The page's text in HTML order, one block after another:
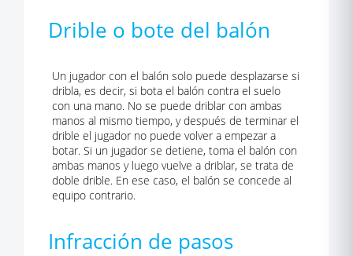
Drible o bote del balón
Un jugador con el balón solo puede desplazarse si
dribla, es decir, si bota el balón contra el suelo
con una mano. No se puede driblar con ambas
manos al mismo tiempo, y después de terminar el
drible el jugador no puede volver a empezar a
botar. Si un jugador se detiene, toma el balón con
ambas manos y luego vuelve a driblar, se trata de
doble drible. En ese caso, el balón se concede al
equipo contrario.
Infracción de pasos